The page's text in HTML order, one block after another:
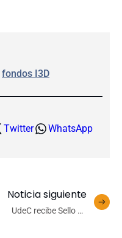
fondos I3D
Twitter WhatsApp
Noticia siguiente
UdeC recibe Sello de